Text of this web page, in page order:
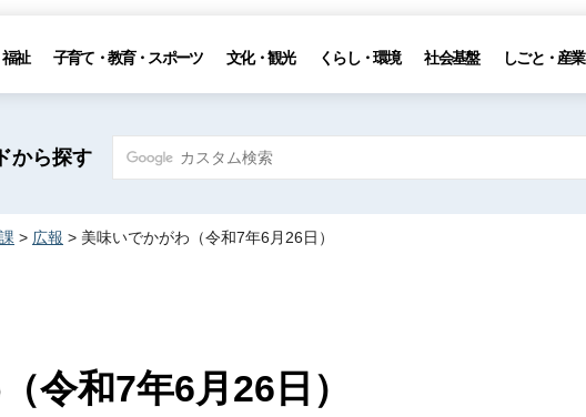
祉 子育て・教育・スポーツ 文化・観光 くらし・環境 社会基盤 しごと・産業
から探す
> 広報 > 美味いでかがわ（令和7年6月26日）
令和7年6月26日）